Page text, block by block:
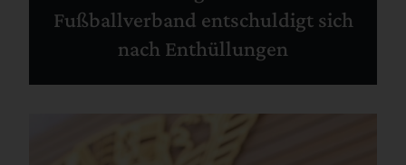
Fußballverband entschuldigt sich
nach Enthüllungen